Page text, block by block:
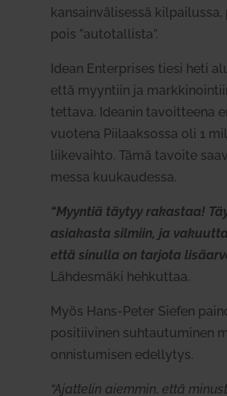
kan­sain­vä­li­sessä kil­pai­lussa,
pois ”auto­tal­lista”.
Idean Enterprises tiesi heti
että myyntiin ja
tettava. Ideanin tavoit­teena
vuotena Pii­laak­sossa oli 1
lii­ke­vaihto. Tämä tavoite
messa kuu­kau­dessa.
“Myyntiä täytyy rakastaa!
asia­kasta silmiin, ja
että sinulla on tarjota
Läh­desmäki heh­kuttaa.
Myös Hans-Peter Siefen
posi­tii­vinen suh­tau­tu­minen
onnis­tu­misen edel­lytys.
“Ajat­telin aiemmin, että